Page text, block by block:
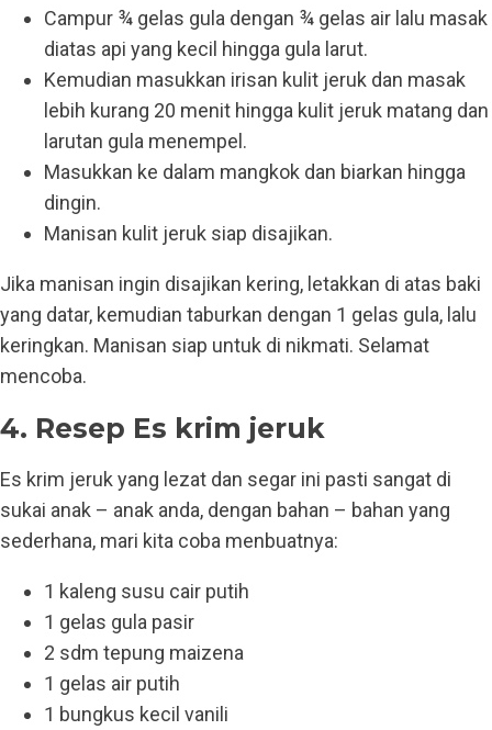
Campur ¾ gelas gula dengan ¾ gelas air lalu masak
diatas api yang kecil hingga gula larut.
Kemudian masukkan irisan kulit jeruk dan masak
lebih kurang 20 menit hingga kulit jeruk matang dan
larutan gula menempel.
Masukkan ke dalam mangkok dan biarkan hingga
dingin.
Manisan kulit jeruk siap disajikan.
Jika manisan ingin disajikan kering, letakkan di atas baki
yang datar, kemudian taburkan dengan 1 gelas gula, lalu
keringkan. Manisan siap untuk di nikmati. Selamat
mencoba.
4. Resep Es krim jeruk
Es krim jeruk yang lezat dan segar ini pasti sangat di
sukai anak – anak anda, dengan bahan – bahan yang
sederhana, mari kita coba menbuatnya:
1 kaleng susu cair putih
1 gelas gula pasir
2 sdm tepung maizena
1 gelas air putih
1 bungkus kecil vanili